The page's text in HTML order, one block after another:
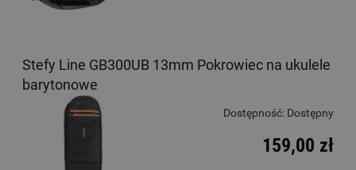
Stefy Line GB300UB 13mm Pokrowiec na ukulele
barytonowe
Dostępność: Dostępny
159,00 zł